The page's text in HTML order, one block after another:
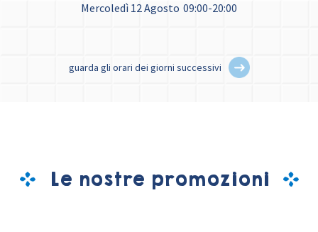
Mercoledì 12 Agosto 09:00-20:00
guarda gli orari dei giorni successivi
Le nostre promozioni